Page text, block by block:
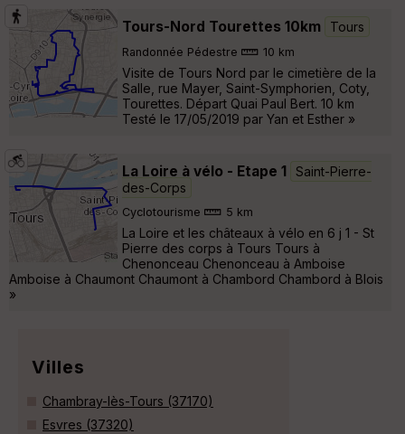
Tours-Nord Tourettes 10km Tours
Randonnée Pédestre 10 km
Visite de Tours Nord par le cimetière de la
Salle, rue Mayer, Saint-Symphorien, Coty,
Tourettes. Départ Quai Paul Bert. 10 km
Testé le 17/05/2019 par Yan et Esther »
La Loire à vélo - Etape 1
Saint-Pierre-
des-Corps
Cyclotourisme 5 km
La Loire et les châteaux à vélo en 6 j 1 - St
Pierre des corps à Tours Tours à
Chenonceau Chenonceau à Amboise
Amboise à Chaumont Chaumont à Chambord Chambord à Blois
»
Villes
Chambray-lès-Tours (37170)
Esvres (37320)